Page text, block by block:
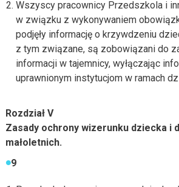
Wszyscy pracownicy Przedszkola i
w związku z wykonywaniem
podjęły informację o krzywdzeniu
z tym związane, są zobowiązani do
informacji w tajemnicy, wyłączając
uprawnionym instytucjom w ramach
Rozdział V
Zasady ochrony wizerunku dziecka i
małoletnich.
9